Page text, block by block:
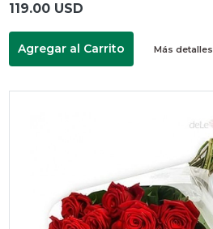
119.00 USD
Agregar al Carrito Más detalles